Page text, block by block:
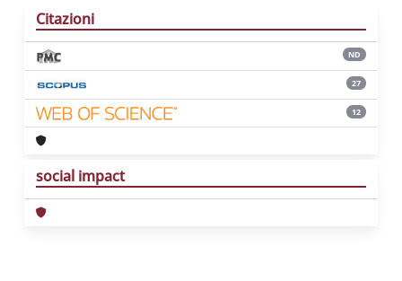
Citazioni
ND
27
12
social impact